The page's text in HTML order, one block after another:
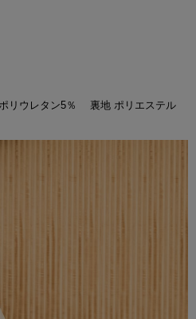
リウレタン5％ 裏地 ポリエステル